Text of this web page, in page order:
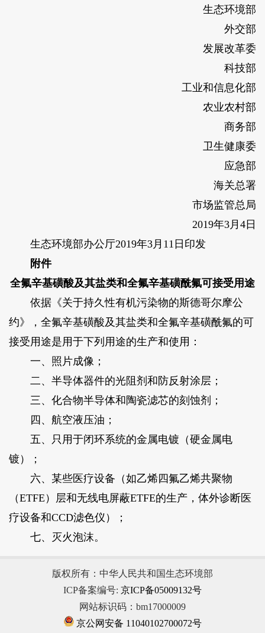
生态环境部
外交部
发展改革委
科技部
工业和信息化部
农业农村部
商务部
卫生健康委
应急部
海关总署
市场监管总局
2019年3月4日
生态环境部办公厅2019年3月11日印发
附件
全氟辛基磺酸及其盐类和全氟辛基磺酰氟可接受用途
依据《关于持久性有机污染物的斯德哥尔摩公
约》，全氟辛基磺酸及其盐类和全氟辛基磺酰氟的可
接受用途是用于下列用途的生产和使用：
一、照片成像；
二、半导体器件的光阻剂和防反射涂层；
三、化合物半导体和陶瓷滤芯的刻蚀剂；
四、航空液压油；
五、只用于闭环系统的金属电镀（硬金属电
镀）；
六、某些医疗设备（如乙烯四氟乙烯共聚物
（ETFE）层和无线电屏蔽ETFE的生产，体外诊断医
疗设备和CCD滤色仪）；
七、灭火泡沫。
版权所有：中华人民共和国生态环境部
ICP备案编号: 京ICP备05009132号
网站标识码：bm17000009
京公网安备 11040102700072号